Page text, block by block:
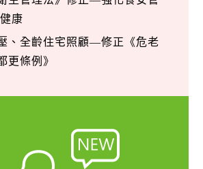
康
、全齡住宅照顧—修正《危老
更條例》